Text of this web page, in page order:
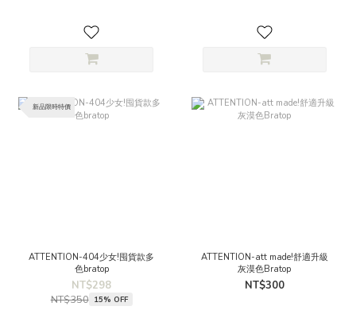
新品限時特價
ATTENTION-404少女!囤貨款多
色bratop
NT$298
NT$350 15% OFF
ATTENTION-att made!舒適升級
灰漠色Bratop
NT$300